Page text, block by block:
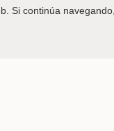
Si continúa